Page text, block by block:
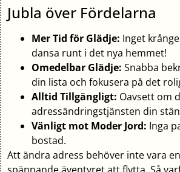
Jubla över Fördelarna
Mer Tid för Glädje: Inget
dansa runt i det nya hemmet!
Omedelbar Glädje: Snabba
din lista och fokusera på det
Alltid Tillgängligt: Oavsett om
adressändringstjänsten din
Vänligt mot Moder Jord: Inga
bostad.
Att ändra adress behöver inte vara